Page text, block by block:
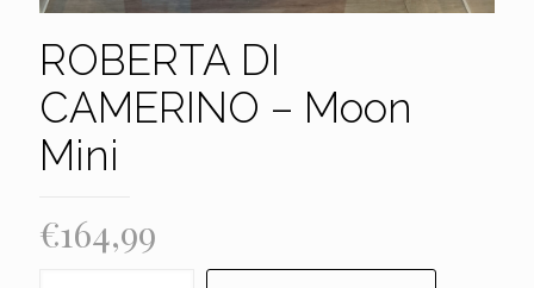
ROBERTA DI
CAMERINO – Moon
Mini
€164,99